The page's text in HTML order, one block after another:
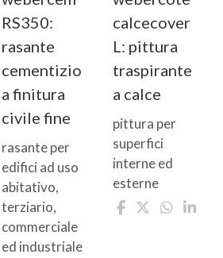
RS350:
rasante
cementizio
a finitura
civile fine
rasante per
edifici ad uso
abitativo,
terziario,
commerciale
ed industriale
calcecover
L: pittura
traspirante
a calce
pittura per
superfici
interne ed
esterne